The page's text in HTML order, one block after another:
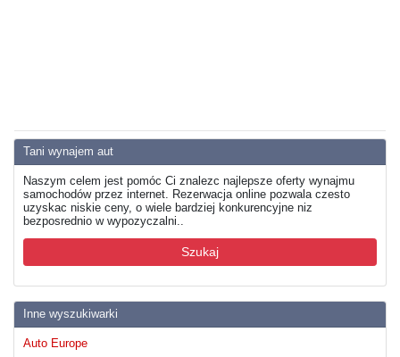
Tani wynajem aut
Naszym celem jest pomóc Ci znalezc najlepsze oferty wynajmu
samochodów przez internet. Rezerwacja online pozwala czesto
uzyskac niskie ceny, o wiele bardziej konkurencyjne niz
bezposrednio w wypozyczalni..
Szukaj
Inne wyszukiwarki
Auto Europe